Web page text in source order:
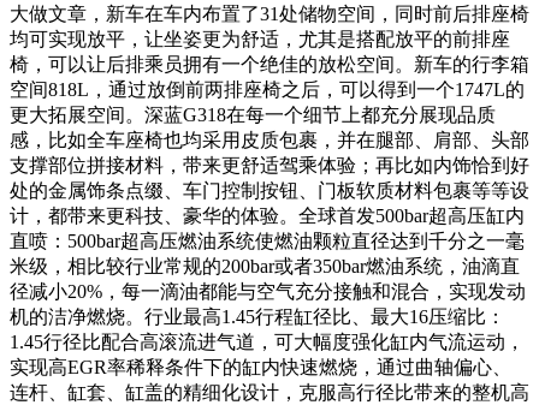
大做文章，新车在车内布置了31处储物空间，同时前后排座椅
均可实现放平，让坐姿更为舒适，尤其是搭配放平的前排座
椅，可以让后排乘员拥有一个绝佳的放松空间。新车的行李箱
空间818L，通过放倒前两排座椅之后，可以得到一个1747L的
更大拓展空间。深蓝G318在每一个细节上都充分展现品质
感，比如全车座椅也均采用皮质包裹，并在腿部、肩部、头部
支撑部位拼接材料，带来更舒适驾乘体验；再比如内饰恰到好
处的金属饰条点缀、车门控制按钮、门板软质材料包裹等等设
计，都带来更科技、豪华的体验。全球首发500bar超高压缸内
直喷：500bar超高压燃油系统使燃油颗粒直径达到千分之一毫
米级，相比较行业常规的200bar或者350bar燃油系统，油滴直
径减小20%，每一滴油都能与空气充分接触和混合，实现发动
机的洁净燃烧。行业最高1.45行程缸径比、最大16压缩比：
1.45行径比配合高滚流进气道，可大幅度强化缸内气流运动，
实现高EGR率稀释条件下的缸内快速燃烧，通过曲轴偏心、
连杆、缸套、缸盖的精细化设计，克服高行径比带来的整机高